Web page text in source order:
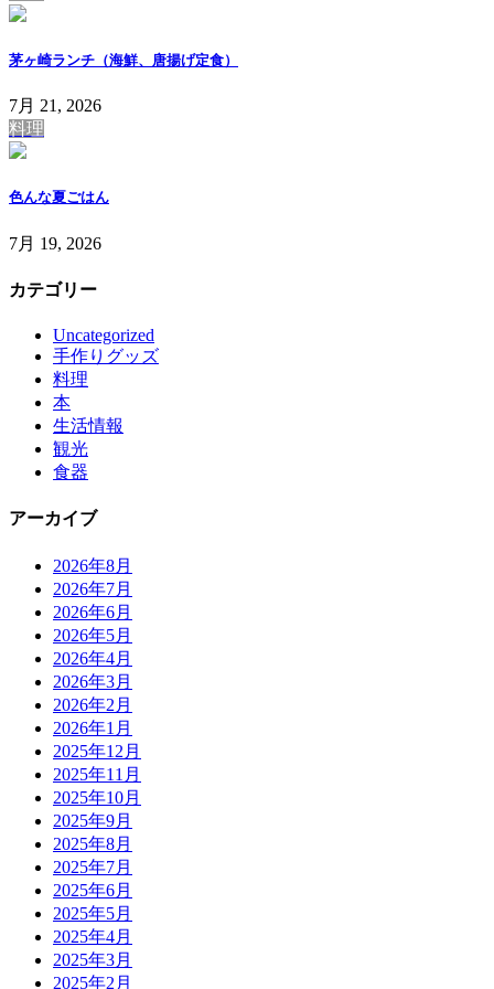
茅ヶ崎ランチ（海鮮、唐揚げ定食）
7月 21, 2026
料理
色んな夏ごはん
7月 19, 2026
カテゴリー
Uncategorized
手作りグッズ
料理
本
生活情報
観光
食器
アーカイブ
2026年8月
2026年7月
2026年6月
2026年5月
2026年4月
2026年3月
2026年2月
2026年1月
2025年12月
2025年11月
2025年10月
2025年9月
2025年8月
2025年7月
2025年6月
2025年5月
2025年4月
2025年3月
2025年2月